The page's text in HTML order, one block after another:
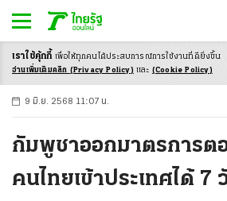
-ก ก ก+
9 มิ.ย. 2568 11:07 น.
กัมพูชาออกมาตรการต
คนไทยเข้าประเทศได้ 7
เราใช้คุ้กกี้ เพื่อให้ทุกคนได้ประสบการณ์การใช้งานที่ดียิ่งขึ้น
อ่านเพิ่มเติมคลิก (Privacy Policy) และ (Cookie Policy)